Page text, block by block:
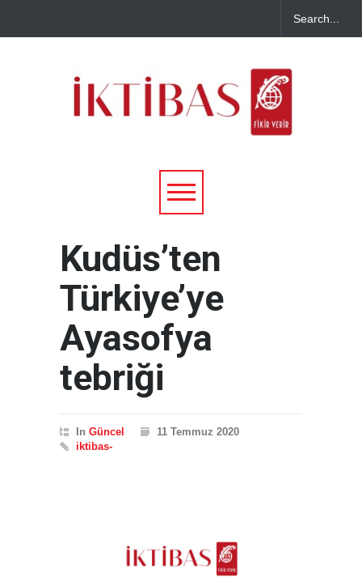
Kudüs’ten
Türkiye’ye
Ayasofya
tebriği
In Güncel
11 Temmuz 2020
iktibas-